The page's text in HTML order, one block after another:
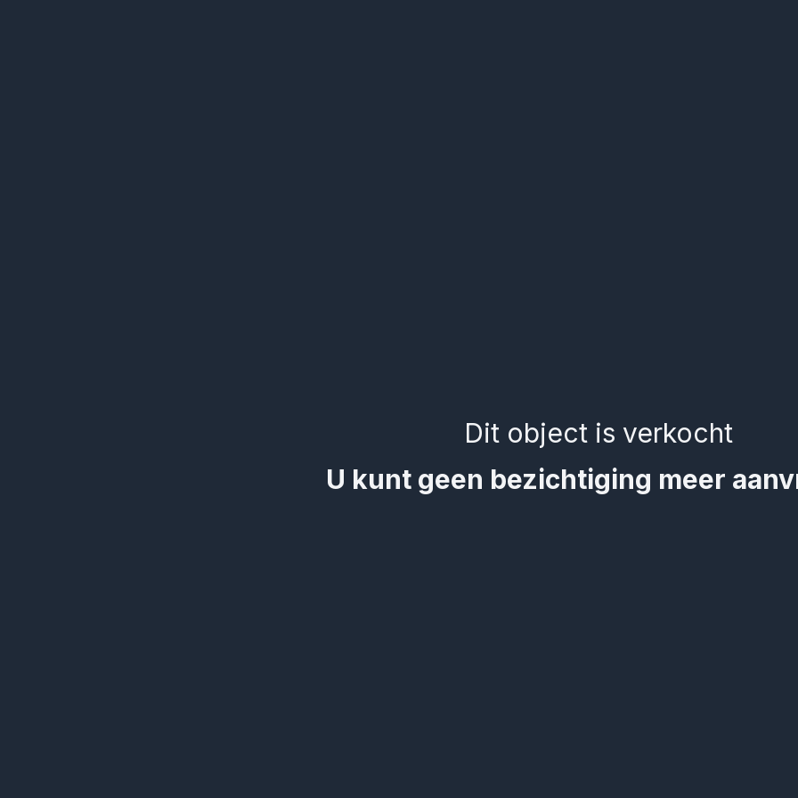
Dit object is verkocht
U kunt geen bezichtiging meer